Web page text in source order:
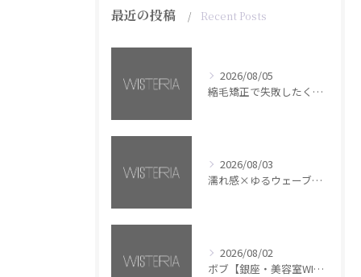
最近の投稿 Recent Posts
2026/08/05
縮毛矯正で失敗したくない方へ【銀座・美容室WISTERIA】
2026/08/03
濡れ感×ゆるウェーブミディアム【銀座・美容室WISTERIA】
2026/08/02
ボブ【銀座・美容室WISTERIA】